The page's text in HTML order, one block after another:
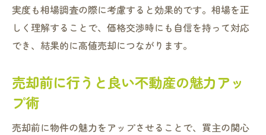
実度も相場調査の際に考慮すると効果的です。相場を正
しく理解することで、価格交渉時にも自信を持って対応
でき、結果的に高値売却につながります。
売却前に行うと良い不動産の魅力アッ
プ術
売却前に物件の魅力をアップさせることで、買主の関心